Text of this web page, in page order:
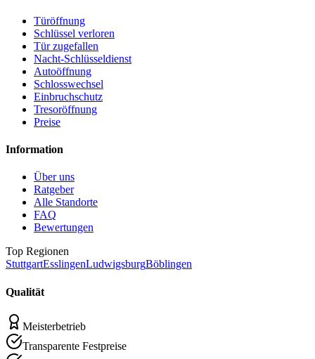
Türöffnung
Schlüssel verloren
Tür zugefallen
Nacht-Schlüsseldienst
Autoöffnung
Schlosswechsel
Einbruchschutz
Tresoröffnung
Preise
Information
Über uns
Ratgeber
Alle Standorte
FAQ
Bewertungen
Top Regionen
StuttgartEsslingenLudwigsburgBöblingen
Qualität
Meisterbetrieb
Transparente Festpreise